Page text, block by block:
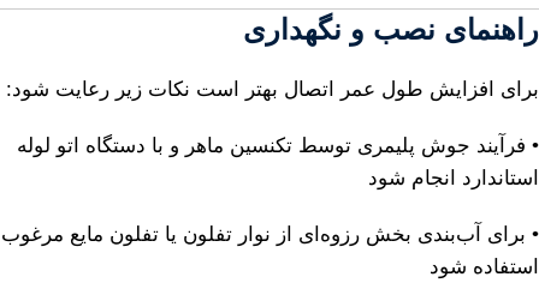
راهنمای نصب و نگهداری
برای افزایش طول عمر اتصال بهتر است نکات زیر رعایت شود:
• فرآیند جوش پلیمری توسط تکنسین ماهر و با دستگاه اتو لوله
استاندارد انجام شود
• برای آب‌بندی بخش رزوه‌ای از نوار تفلون یا تفلون مایع مرغوب
استفاده شود